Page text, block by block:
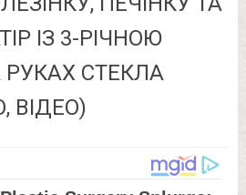
ІЗ 3-РІЧНОЮ
СТЕКЛА
ВІДЕО)